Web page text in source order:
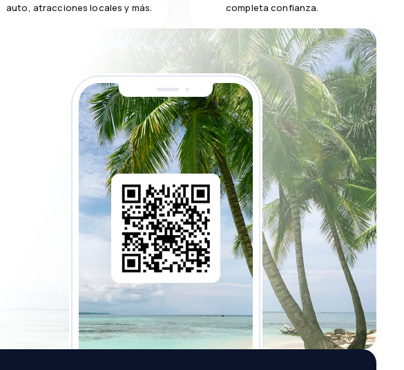
auto, atracciones locales y más.
completa confianza.